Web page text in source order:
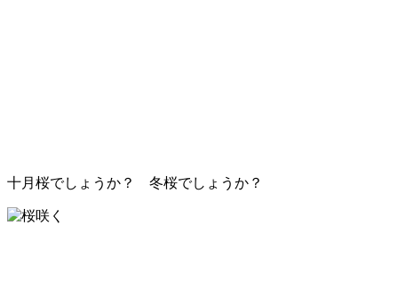
十月桜でしょうか？ 冬桜でしょうか？